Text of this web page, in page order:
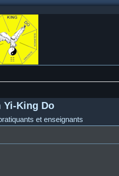
Yi-King Do
et enseignants